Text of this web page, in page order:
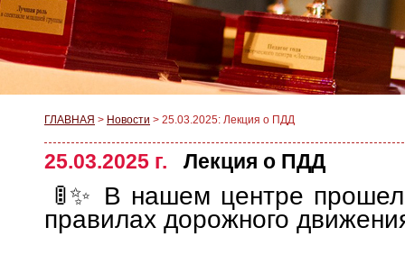
ГЛАВНАЯ > Новости > 25.03.2025: Лекция о ПДД
25.03.2025 г. Лекция о ПДД
🚦✨ В нашем центре
правилах дорожного